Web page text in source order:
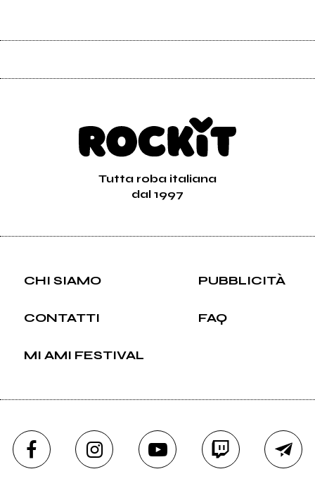
Tutta roba italiana
dal 1997
CHI SIAMO PUBBLICITÀ
CONTATTI FAQ
MI AMI FESTIVAL